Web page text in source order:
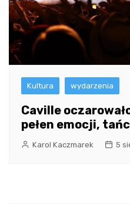
Kultura wydarzenia
Caville
pełen emocji,
Karol Kaczmarek 5